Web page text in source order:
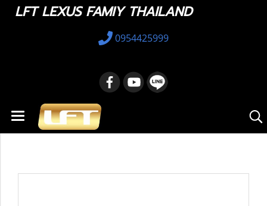
LFT LEXUS FAMIY THAILAND
0954425999